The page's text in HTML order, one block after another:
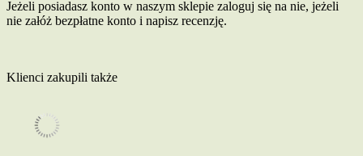
Jeżeli posiadasz konto w naszym sklepie zaloguj się na nie, jeżeli
nie załóż bezpłatne konto i napisz recenzję.
Klienci zakupili także